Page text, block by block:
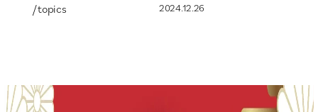
/ topics 2024.12.26